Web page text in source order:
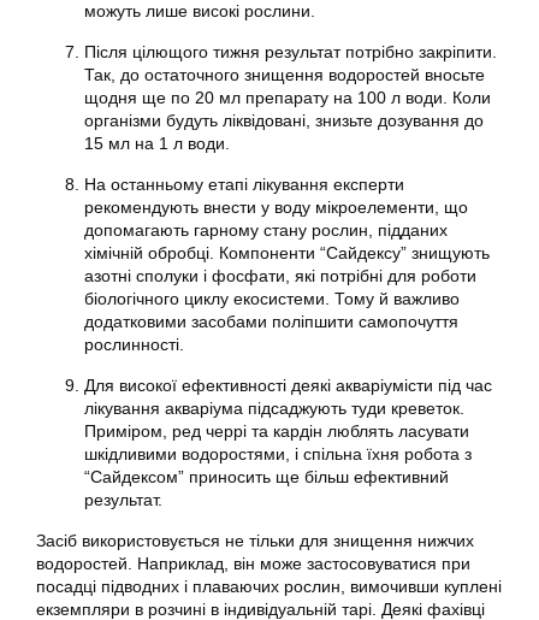
можуть лише високі рослини.
Після цілющого тижня результат потрібно закріпити.
Так, до остаточного знищення водоростей вносьте
щодня ще по 20 мл препарату на 100 л води. Коли
організми будуть ліквідовані, знизьте дозування до
15 мл на 1 л води.
На останньому етапі лікування експерти
рекомендують внести у воду мікроелементи, що
допомагають гарному стану рослин, підданих
хімічній обробці. Компоненти “Сайдексу” знищують
азотні сполуки і фосфати, які потрібні для роботи
біологічного циклу екосистеми. Тому й важливо
додатковими засобами поліпшити самопочуття
рослинності.
Для високої ефективності деякі акваріумісти під час
лікування акваріума підсаджують туди креветок.
Приміром, ред черрі та кардін люблять ласувати
шкідливими водоростями, і спільна їхня робота з
“Сайдексом” приносить ще більш ефективний
результат.
Засіб використовується не тільки для знищення нижчих
водоростей. Наприклад, він може застосовуватися при
посадці підводних і плаваючих рослин, вимочивши куплені
екземпляри в розчині в індивідуальній тарі. Деякі фахівці